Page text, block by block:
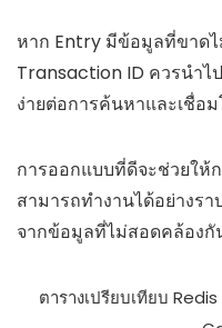
หาก Entry มีข้อมูลที่ขาดไ
Transaction ID ควรนำไ
ง่ายต่อการค้นหาและเชื่อ
การออกแบบที่ดีจะช่วยให้
สามารถทำงานได้อย่างร
จากข้อมูลที่ไม่สอดคล้องกั
ตารางเปรียบเทียบ